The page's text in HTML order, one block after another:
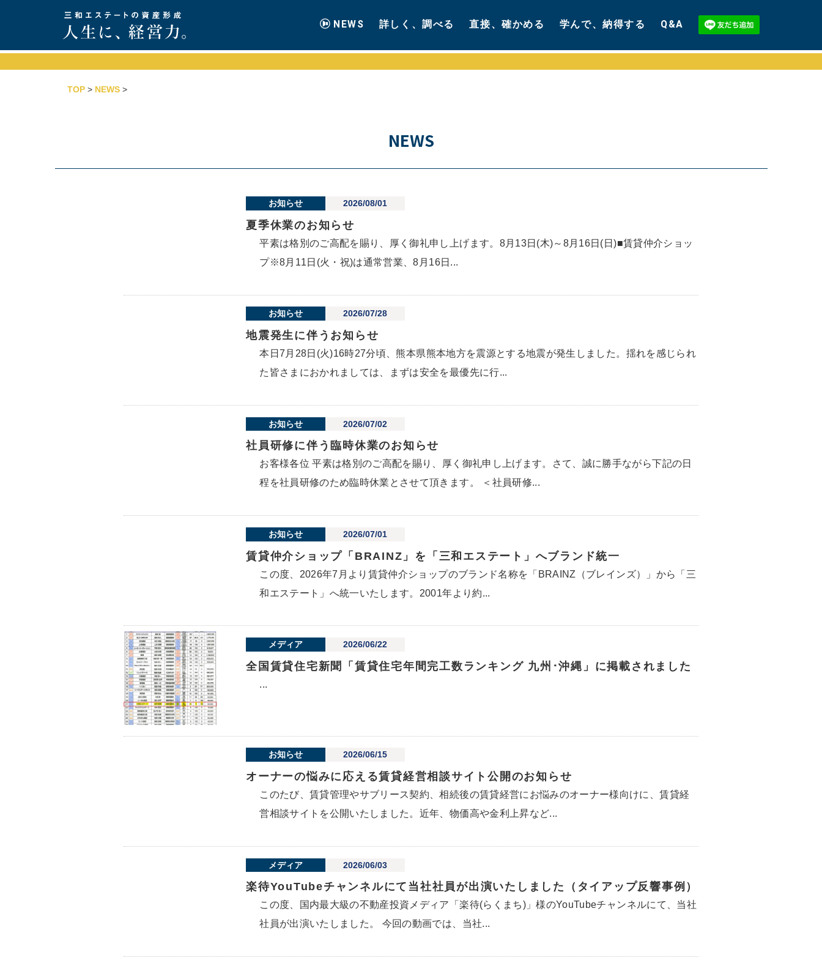
NEWS 詳しく、調べる 直接、確かめる 学んで、納得する Q&A
TOP> NEWS>
NEWS
お知らせ 2026/08/01
夏季休業のお知らせ
平素は格別のご高配を賜り、厚く御礼申し上げます。8月13日(木)～8月16日(日)■賃貸仲介ショッ
プ※8月11日(火・祝)は通常営業、8月16日...
お知らせ 2026/07/28
地震発生に伴うお知らせ
本日7月28日(火)16時27分頃、熊本県熊本地方を震源とする地震が発生しました。揺れを感じられ
た皆さまにおかれましては、まずは安全を最優先に行...
お知らせ 2026/07/02
社員研修に伴う臨時休業のお知らせ
お客様各位 平素は格別のご高配を賜り、厚く御礼申し上げます。さて、誠に勝手ながら下記の日
程を社員研修のため臨時休業とさせて頂きます。 ＜社員研修...
お知らせ 2026/07/01
賃貸仲介ショップ「BRAINZ」を「三和エステート」へブランド統一
この度、2026年7月より賃貸仲介ショップのブランド名称を「BRAINZ（ブレインズ）」から「三
和エステート」へ統一いたします。2001年より約...
メディア 2026/06/22
全国賃貸住宅新聞「賃貸住宅年間完工数ランキング 九州･沖縄」に掲載されました
...
お知らせ 2026/06/15
オーナーの悩みに応える賃貸経営相談サイト公開のお知らせ
このたび、賃貸管理やサブリース契約、相続後の賃貸経営にお悩みのオーナー様向けに、賃貸経
営相談サイトを公開いたしました。近年、物価高や金利上昇など...
メディア 2026/06/03
楽待YouTubeチャンネルにて当社社員が出演いたしました（タイアップ反響事例）
この度、国内最大級の不動産投資メディア「楽待(らくまち)」様のYouTubeチャンネルにて、当社
社員が出演いたしました。 今回の動画では、当社...